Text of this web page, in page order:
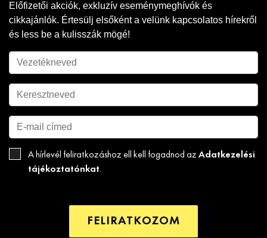
Előfizetői akciók, exkluzív eseménymeghívók és
cikkajánlók. Értesülj elsőként a velünk kapcsolatos hírekről
és less be a kulisszák mögé!
A hírlevél feliratkozáshoz ell kell fogadnod az Adatkezelési
tájékoztatónkat.
FELIRATKOZOM